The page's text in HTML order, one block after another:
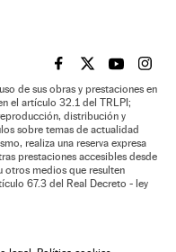
EL PAÍS BRASIL EN
EL PAÍSEL PAÍS
EL
de sus obras y prestaciones en
el artículo 32.1 del TRLPI;
distribución y
sobre temas de actualidad
realiza una reserva expresa
prestaciones accesibles desde
otros medios que resulten
67.3 del Real Decreto - ley